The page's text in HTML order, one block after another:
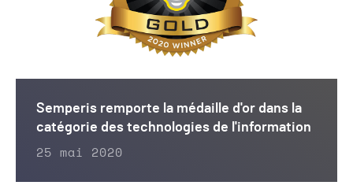
Semperis remporte la médaille d'or dans la
catégorie des technologies de l'information
25 mai 2020